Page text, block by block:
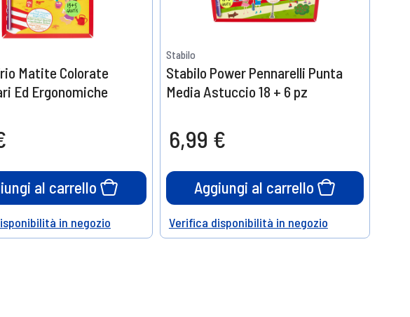
Matite Colorate
Ed Ergonomiche
al carrello
in negozio
Stabilo
Stabilo Power Pennarelli Punta
Media Astuccio 18 + 6 pz
6,99 €
Aggiungi al carrello
Help
Verifica disponibilità in negozio